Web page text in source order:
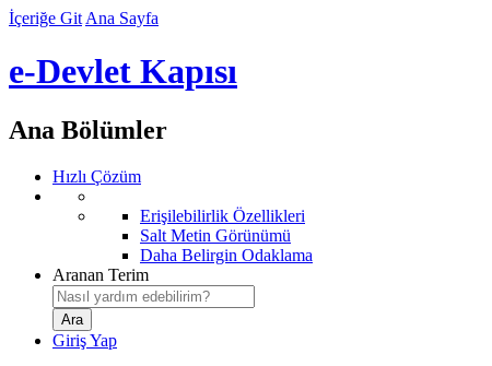
İçeriğe Git Ana Sayfa
e-Devlet Kapısı
Ana Bölümler
Hızlı Çözüm
Erişilebilirlik Özellikleri
Salt Metin Görünümü
Daha Belirgin Odaklama
Aranan Terim
Giriş Yap